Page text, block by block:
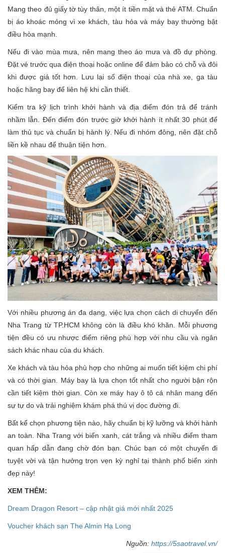
Mang theo đủ giấy tờ tùy thân, một ít tiền mặt và thẻ ATM. Chuẩn
bị áo khoác mỏng vì xe khách, tàu hỏa và máy bay thường bật
điều hòa mạnh.
Nếu đi vào mùa mưa, nên mang theo áo mưa và đồ dự phòng.
Đặt vé trước qua điện thoại hoặc online để đảm bảo có chỗ và đôi
khi được giá tốt hơn. Lưu lại số điện thoại của nhà xe, ga tàu
hoặc hãng bay để liên hệ khi cần thiết.
Kiểm tra kỹ lịch trình khởi hành và địa điểm đón trả để tránh
nhầm lẫn. Đến điểm đón trước giờ khởi hành ít nhất 30 phút để
làm thủ tục và chuẩn bị hành lý. Nếu đi nhóm đông, nên đặt chỗ
liền kề nhau để thuận tiện hơn.
Với nhiều phương án đa dạng, việc lựa chọn cách di chuyển đến
Nha Trang từ TP.HCM không còn là điều khó khăn. Mỗi phương
tiện đều có ưu nhược điểm riêng phù hợp với nhu cầu và ngân
sách khác nhau của du khách.
Xe khách và tàu hỏa phù hợp cho những ai muốn tiết kiệm chi phí
và có thời gian. Máy bay là lựa chọn tốt nhất cho người bận rộn
cần tiết kiệm thời gian. Còn xe máy hay ô tô cá nhân mang đến
sự tự do và trải nghiệm khám phá thú vị dọc đường đi.
Bất kể chọn phương tiện nào, hãy chuẩn bị kỹ lưỡng và khởi hành
an toàn. Nha Trang với biển xanh, cát trắng và nhiều điểm tham
quan hấp dẫn đang chờ đón bạn. Chúc bạn có một chuyến đi
tuyệt vời và tận hưởng trọn vẹn kỳ nghỉ tại thành phố biển xinh
đẹp này!
XEM THÊM:
Dream Dragon Resort – cập nhật giá mới nhất 2025
Voucher khách sạn The Almin Hạ Long
Nguồn: https://5saotravel.vn/